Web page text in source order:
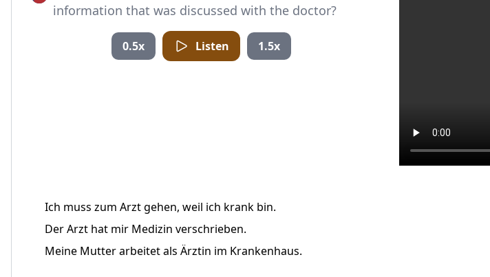
information that was discussed with the doctor?
0.5x Listen 1.5x
Ich muss zum Arzt gehen, weil ich krank bin.
Der Arzt hat mir Medizin verschrieben.
Meine Mutter arbeitet als Ärztin im Krankenhaus.